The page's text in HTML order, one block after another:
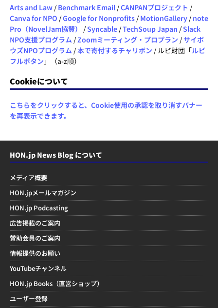
Arts and Law / Benchmark Email /CANPANプロジェクト /
Canva for NPO /Google for Nonprofits / MotionGallery / note
Pro（NovelJam協賛）
/Syncable /TechSoup Japan /Slack
NPO支援プログラム /Zoomミーティング・プロプラン /サイボ
ウズNPOプログラム /本で寄付するチャリボン / ルビ財団「ルビ
フルボタン 」（a-z順）
Cookieについて
こちらをクリックすると、Cookie使用の承認を取り消すバナー
を再表示できます。
HON.jp News Blog について
メディア概要
HON.jpメールマガジン
HON.jp Podcasting
広告掲載のご案内
賛助会員のご案内
情報提供のお願い
YouTubeチャンネル
HON.jp Books（直営ショップ）
ユーザー登録